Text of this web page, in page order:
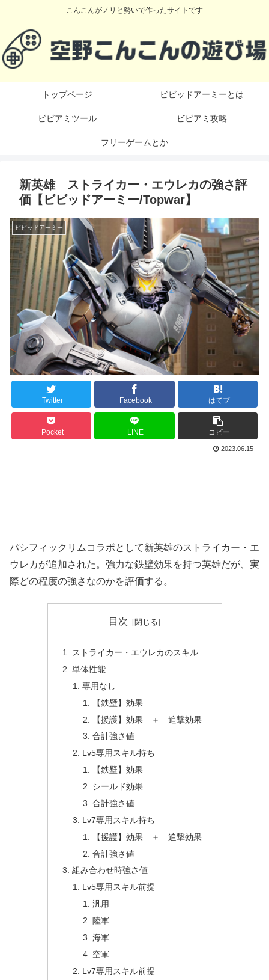
こんこんがノリと勢いで作ったサイトです
トップページ ビビッドアーミーとは
ビビアミツール ビビアミ攻略
フリーゲームとか
新英雄 ストライカー・エウレカの強さ評
価【ビビッドアーミー/Topwar】
ビビッドアーミー
Twitter Facebook はてブ
Pocket LINE コピー
2023.06.15
パシフィックリムコラボとして新英雄のストライカー・エ
ウレカが追加された。強力な鉄壁効果を持つ英雄だが、実
際どの程度の強さなのかを評価する。
目次
ストライカー・エウレカのスキル
単体性能
専用なし
【鉄壁】効果
【援護】効果 ＋ 追撃効果
合計強さ値
Lv5専用スキル持ち
【鉄壁】効果
シールド効果
合計強さ値
Lv7専用スキル持ち
【援護】効果 ＋ 追撃効果
合計強さ値
組み合わせ時強さ値
Lv5専用スキル前提
汎用
陸軍
海軍
空軍
Lv7専用スキル前提